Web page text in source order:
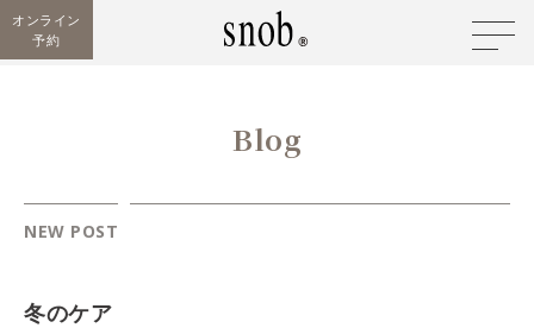
オンライン
予約
Blog
NEW POST
冬のケア